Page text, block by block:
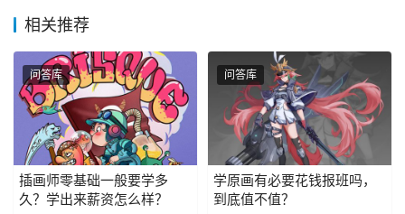
相关推荐
问答库
插画师零基础一般要学多
久？学出来薪资怎么样？
问答库
学原画有必要花钱报班吗，
到底值不值？